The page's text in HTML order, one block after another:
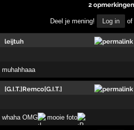
2 opmerkingen
Deel je mening! Log in of
leijtuh
muhahhaaa
[G.I.T.]Remco[G.I.T.]
whaha OMG mooie foto